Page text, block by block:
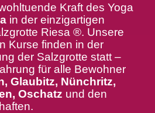
Kraft des Yoga
in der einzigartigen
Riesa ®. Unsere
Kurse finden in der
der Salzgrotte statt –
für alle Bewohner
Glaubitz, Nünchritz,
Oschatz und den